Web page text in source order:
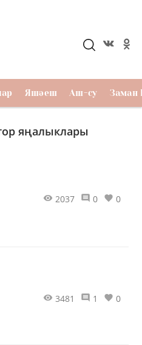
Яшәеш Аш-су Заман
яңалыклары
2037
0 0
3481
1 0